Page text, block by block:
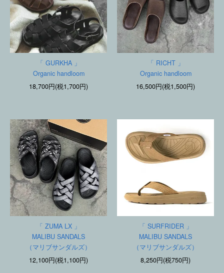
「 GURKHA 」
Organic handloom
18,700円(税1,700円)
「 RICHT 」
Organic handloom
16,500円(税1,500円)
「 ZUMA LX 」
MALIBU SANDALS
（マリブサンダルズ）
12,100円(税1,100円)
「 SURFRIDER 」
MALIBU SANDALS
（マリブサンダルズ）
8,250円(税750円)